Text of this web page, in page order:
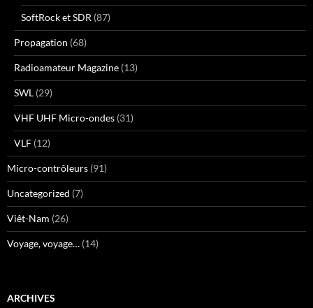
SoftRock et SDR (87)
Propagation (68)
Radioamateur Magazine (13)
SWL (29)
VHF UHF Micro-ondes (31)
VLF (12)
Micro-contrôleurs (91)
Uncategorized (7)
Viêt-Nam (26)
Voyage, voyage… (14)
ARCHIVES